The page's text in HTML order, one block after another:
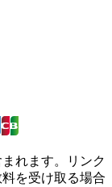
れます。リンク
を受け取る場合